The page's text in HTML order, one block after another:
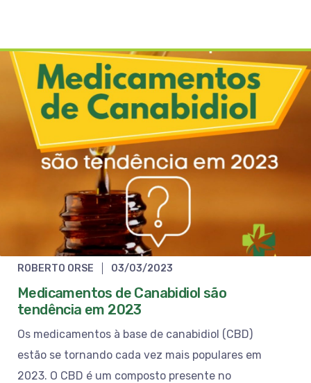
ROBERTO ORSE 03/03/2023
Medicamentos de Canabidiol são
tendência em 2023
Os medicamentos à base de canabidiol (CBD)
estão se tornando cada vez mais populares em
2023. O CBD é um composto presente no